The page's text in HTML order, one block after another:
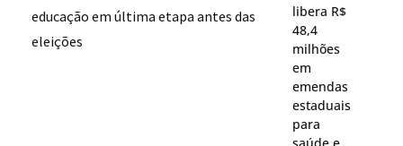
libera R$
48,4
milhões
em
emendas
estaduais
para